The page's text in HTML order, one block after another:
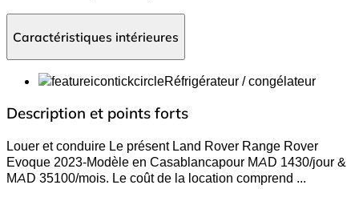
Caractéristiques intérieures
Réfrigérateur / congélateur
Description et points forts
Louer et conduire Le présent Land Rover Range Rover
Evoque 2023-Modèle en Casablancapour MAD 1430/jour &
MAD 35100/mois. Le coût de la location comprend ...